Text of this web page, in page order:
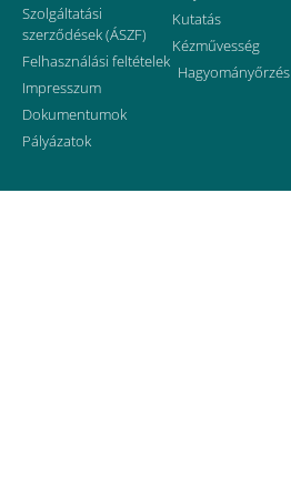
Szolgáltatási
szerződések (ÁSZF)
Felhasználási feltételek
Impresszum
Dokumentumok
Pályázatok
Kutatás
Kézművesség
Hagyományőrzés